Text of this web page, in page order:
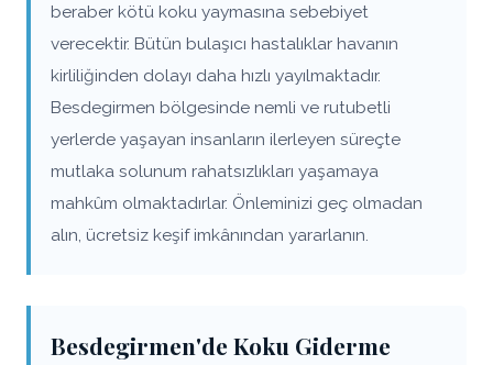
beraber kötü koku yaymasına sebebiyet
verecektir. Bütün bulaşıcı hastalıklar havanın
kirliliğinden dolayı daha hızlı yayılmaktadır.
Besdegirmen bölgesinde nemli ve rutubetli
yerlerde yaşayan insanların ilerleyen süreçte
mutlaka solunum rahatsızlıkları yaşamaya
mahkûm olmaktadırlar. Önleminizi geç olmadan
alın, ücretsiz keşif imkânından yararlanın.
Besdegirmen'de Koku Giderme